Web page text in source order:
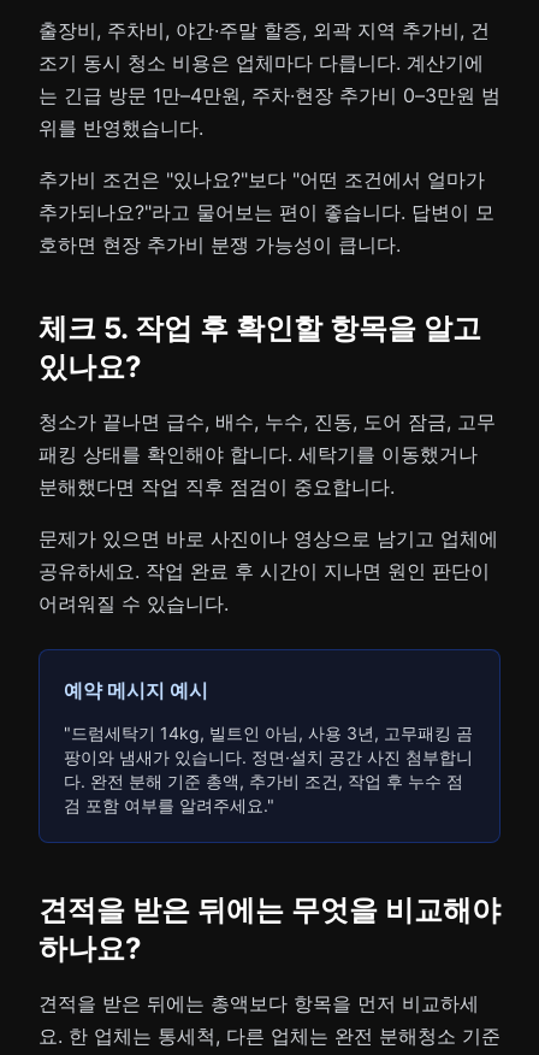
출장비, 주차비, 야간·주말 할증, 외곽 지역 추가비, 건
조기 동시 청소 비용은 업체마다 다릅니다. 계산기에
는 긴급 방문 1만–4만원, 주차·현장 추가비 0–3만원 범
위를 반영했습니다.
추가비 조건은 "있나요?"보다 "어떤 조건에서 얼마가
추가되나요?"라고 물어보는 편이 좋습니다. 답변이 모
호하면 현장 추가비 분쟁 가능성이 큽니다.
체크 5. 작업 후 확인할 항목을 알고
있나요?
청소가 끝나면 급수, 배수, 누수, 진동, 도어 잠금, 고무
패킹 상태를 확인해야 합니다. 세탁기를 이동했거나
분해했다면 작업 직후 점검이 중요합니다.
문제가 있으면 바로 사진이나 영상으로 남기고 업체에
공유하세요. 작업 완료 후 시간이 지나면 원인 판단이
어려워질 수 있습니다.
예약 메시지 예시
"드럼세탁기 14kg, 빌트인 아님, 사용 3년, 고무패킹 곰
팡이와 냄새가 있습니다. 정면·설치 공간 사진 첨부합니
다. 완전 분해 기준 총액, 추가비 조건, 작업 후 누수 점
검 포함 여부를 알려주세요."
견적을 받은 뒤에는 무엇을 비교해야
하나요?
견적을 받은 뒤에는 총액보다 항목을 먼저 비교하세
요. 한 업체는 통세척, 다른 업체는 완전 분해청소 기준